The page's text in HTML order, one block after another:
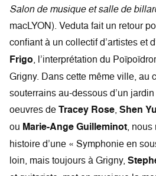
Salon de musique et salle de
macLYON). Veduta fait un retour
confiant à un collectif d’artistes et
Frigo, l’interprétation du
Grigny. Dans cette même ville, au
souterrains au-dessous d’un
oeuvres deTracey Rose, Shen
ou Marie-Ange Guilleminot, nous
histoire d’une « Symphonie en
loin, mais toujours à Grigny,